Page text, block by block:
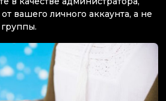
вашего личного аккаунта, а не